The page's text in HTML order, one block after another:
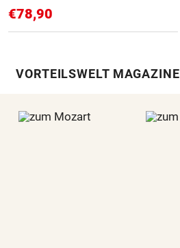
€78,90
VORTEILSWELT MAGAZINE